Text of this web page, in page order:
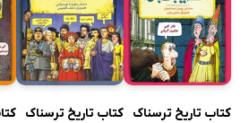
کتاب تاریخ ترسناک کتاب تاریخ ترسناک